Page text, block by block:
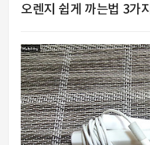
오렌지 쉽게 까는법 3가지